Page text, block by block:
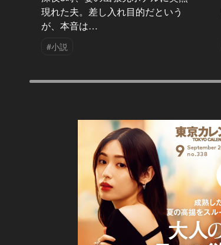
現れた夫。差し入れ目的だという
が、本音は…
#小説